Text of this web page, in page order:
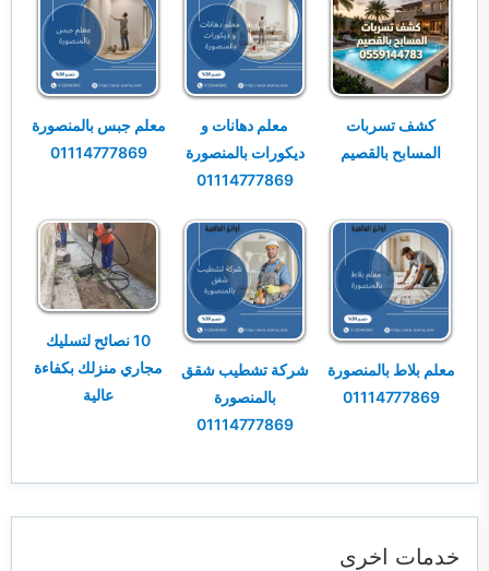
كشف تسربات
المسابح بالقصيم
معلم دهانات و
ديكورات بالمنصورة
01114777869
معلم جبس بالمنصورة
01114777869
معلم بلاط بالمنصورة
01114777869
شركة تشطيب شقق
بالمنصورة
01114777869
10 نصائح لتسليك
مجاري منزلك بكفاءة
عالية
خدمات اخرى